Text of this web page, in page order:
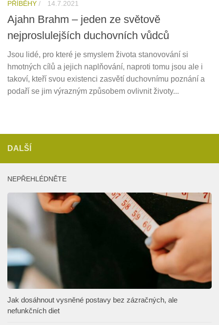
PŘÍBĚHY / 14.7.2021
Ajahn Brahm – jeden ze světově
nejproslulejších duchovních vůdců
Jsou lidé, pro které je smyslem života stanovování si
hmotných cílů a jejich naplňování, naproti tomu jsou ale i
takoví, kteří svou existenci zasvětí duchovnímu poznání a
podaří se jim výrazným způsobem ovlivnit životy...
DALŠÍ
NEPŘEHLÉDNĚTE
Jak dosáhnout vysněné postavy bez zázračných, ale
nefunkčních diet